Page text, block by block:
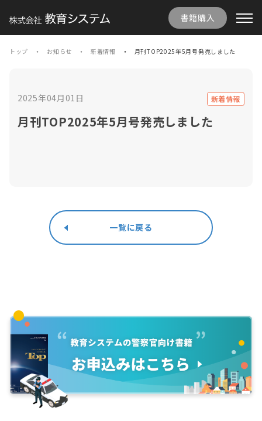
書籍購入
トップ お知らせ 新着情報 月刊TOP2025年5月号発売しました
新着情報
2025年04月01日
月刊TOP2025年5月号発売しました
一覧に戻る